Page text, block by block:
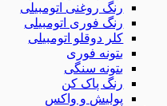
رنگ روغنی اتومبیلی
رنگ فوری اتومبیلی
کلر دوقلو اتومبیلی
بتونه فوری
بتونه سنگی
رنگ پاک کن
پولیش و واکس